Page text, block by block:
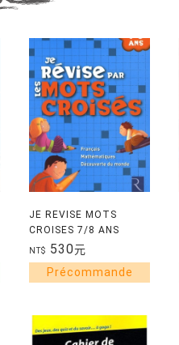
JE REVISE MOTS
CROISES 7/8 ANS
NT$ 530元